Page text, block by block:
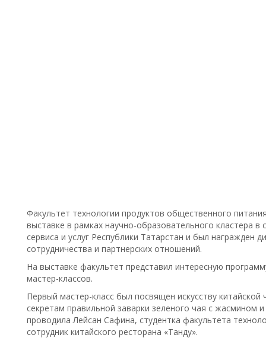
Факультет технологии продуктов общественного
выставке в рамках научно-образовательного кластера в
сервиса и услуг Республики Татарстан и был награжден
сотрудничества и партнерских отношений.
На выставке факультет представил интересную
мастер-классов.
Первый мастер-класс был посвящен искусству
секретам правильной заварки зеленого чая с жасмином
проводила Лейсан Сафина, студентка факультета
сотрудник китайского ресторана «Танду».